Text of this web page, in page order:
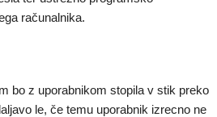
računalnika.
bo z uporabnikom stopila v stik preko
le, če temu uporabnik izrecno ne